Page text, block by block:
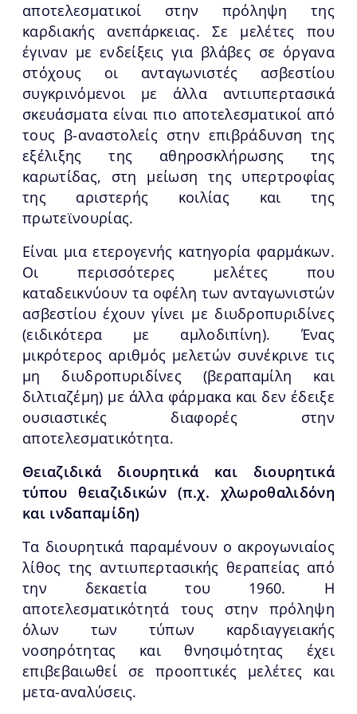
αποτελεσματικοί στην πρόληψη της
καρδιακής ανεπάρκειας. Σε μελέτες που
έγιναν με ενδείξεις για βλάβες σε όργανα
στόχους οι ανταγωνιστές ασβεστίου
συγκρινόμενοι με άλλα αντιυπερτασικά
σκευάσματα είναι πιο αποτελεσματικοί από
τους β-αναστολείς στην επιβράδυνση της
εξέλιξης της αθηροσκλήρωσης της
καρωτίδας, στη μείωση της υπερτροφίας
της αριστερής κοιλίας και της
πρωτεϊνουρίας.
Είναι μια ετερογενής κατηγορία φαρμάκων.
Οι περισσότερες μελέτες που
καταδεικνύουν τα οφέλη των ανταγωνιστών
ασβεστίου έχουν γίνει με διυδροπυριδίνες
(ειδικότερα με αμλοδιπίνη). Ένας
μικρότερος αριθμός μελετών συνέκρινε τις
μη διυδροπυριδίνες (βεραπαμίλη και
διλτιαζέμη) με άλλα φάρμακα και δεν έδειξε
ουσιαστικές διαφορές στην
αποτελεσματικότητα.
Θειαζιδικά διουρητικά και διουρητικά
τύπου θειαζιδικών (π.χ. χλωροθαλιδόνη
και ινδαπαμίδη)
Τα διουρητικά παραμένουν ο ακρογωνιαίος
λίθος της αντιυπερτασικής θεραπείας από
την δεκαετία του 1960. Η
αποτελεσματικότητά τους στην πρόληψη
όλων των τύπων καρδιαγγειακής
νοσηρότητας και θνησιμότητας έχει
επιβεβαιωθεί σε προοπτικές μελέτες και
μετα-αναλύσεις.